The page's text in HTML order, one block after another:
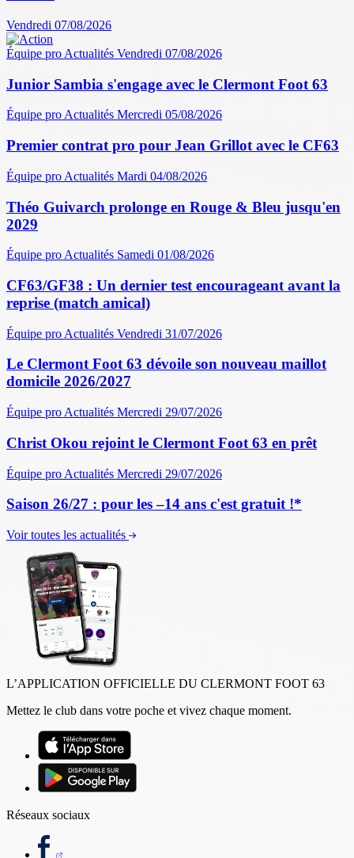
Vendredi 07/08/2026
Équipe pro Actualités Vendredi 07/08/2026
Junior Sambia s'engage avec le Clermont Foot 63
Équipe proActualités Mercredi 05/08/2026
Premier contrat pro pour Jean Grillot avec le CF63
Équipe pro Actualités Mardi 04/08/2026
Théo Guivarch prolonge en Rouge & Bleu jusqu'en
2029
Équipe pro Actualités Samedi 01/08/2026
CF63/GF38 : Un dernier test encourageant avant la
reprise (match amical)
Équipe pro Actualités Vendredi 31/07/2026
Le Clermont Foot 63 dévoile son nouveau maillot
domicile 2026/2027
Équipe pro Actualités Mercredi 29/07/2026
Christ Okou rejoint le Clermont Foot 63 en prêt
Équipe pro Actualités Mercredi 29/07/2026
Saison 26/27 : pour les –14 ans c'est gratuit !*
Voir toutes les actualités
L’APPLICATION OFFICIELLE DU CLERMONT FOOT 63
Mettez le club dans votre poche et vivez chaque moment.
Réseaux sociaux